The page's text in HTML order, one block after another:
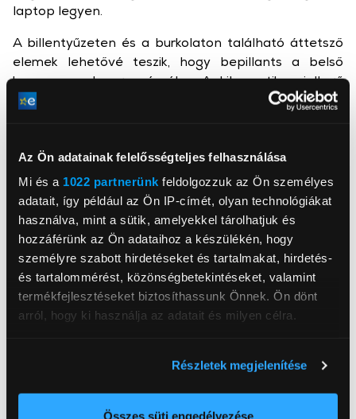
Az Ön adatainak felelősségteljes felhasználása
Mi és a 1022 partnerünk feldolgozzuk az Ön személyes
adatait, így például az Ön IP-címét, olyan technológiákat
használva, mint a sütik, amelyekkel tárolhatjuk és
hozzáférünk az Ön adataihoz a készülékén, hogy
személyre szabott hirdetéseket és tartalmakat, hirdetés-
és tartalommérést, közönségbetekintéseket, valamint
termékfejlesztéseket biztosíthassunk Önnek. Ön dönt
arról, hogy ki használja az adatait és milyen célra.
elhelyezkedéséről pár méteres pontossággal
Az Ön készülékén beazonosítása annak konkrét
Részletek megjelenítése
Összes süti engedélyezése
laptop legyen.
A billentyűzeten és a burkolaton található áttetsző
elemek lehetővé teszik, hogy bepillants a belső
komponensek egy részébe. A kibernetikus jellegű
részletek és az egységes dizájnnyelv révén a Cyborg
GEFORCE RTX 40-ES SOROZATÚ LAPTOPOK –
Az NVIDIA® GeForce RTX™ 40-es sorozatú laptop
GPU-k hajtják a világ leggyorsabb gamer és alkotói
laptopjait. Az ultra-hatékony NVIDIA Ada Lovelace
architektúrára épülve hatalmas
teljesítménynövekedést kínálnak az AI-alapú DLSS 3
segítségével, és élethű virtuális világokat tesznek
lehetővé teljes ray tracinggel. Emellett a Max-Q
a maximális hatékonyság érdekében.